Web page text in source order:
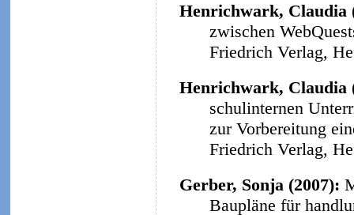
Henrichwark, Claudia
zwischen
Friedrich Verlag,
Henrichwark, Claudia
schulinternen
zur Vorbereitung
Friedrich Verlag,
Gerber, Sonja (2007):
Baupläne für